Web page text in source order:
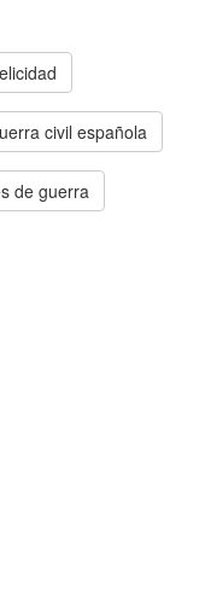
civil española
de guerra